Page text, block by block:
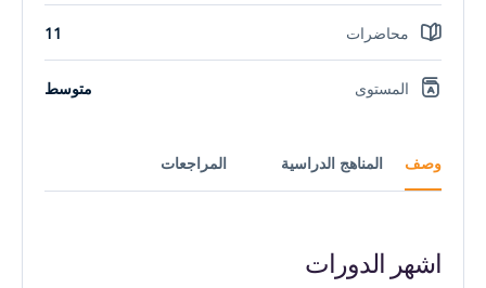
وصف المناهج الدراسية المراجعات
محاضرات 11
المستوى متوسط
اشهر الدورات